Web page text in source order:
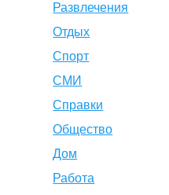
Развлечения
Отдых
Спорт
СМИ
Справки
Общество
Дом
Работа